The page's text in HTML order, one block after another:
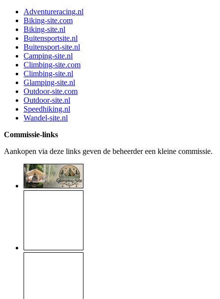
Adventureracing.nl
Biking-site.com
Biking-site.nl
Buitensportsite.nl
Buitensport-site.nl
Camping-site.nl
Climbing-site.com
Climbing-site.nl
Glamping-site.nl
Outdoor-site.com
Outdoor-site.nl
Speedhiking.nl
Wandel-site.nl
Commissie-links
Aankopen via deze links geven de beheerder een kleine commissie.